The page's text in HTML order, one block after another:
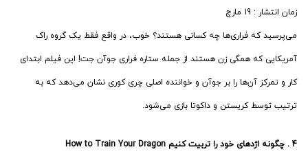
زمان انتشار : 19 مارچ
می‌پرسید که فراری‌ها چه کسانی هستند؟ خوب، در واقع فقط یک گروه راک
آمریکایی که همگی زن هستند از جمله ستاره فراری جوآن جت! این فیلم ابتدای
کار و تمرکز آن‌ها را بر جوآن و خواننده اصلی چری کوری نشان می‌دهد که به
ترتیب توسط کریستن و داکوتا بازی می‌شود.
4 . چگونه اژدهای خود را تربیت کنیم How to Train Your Dragon